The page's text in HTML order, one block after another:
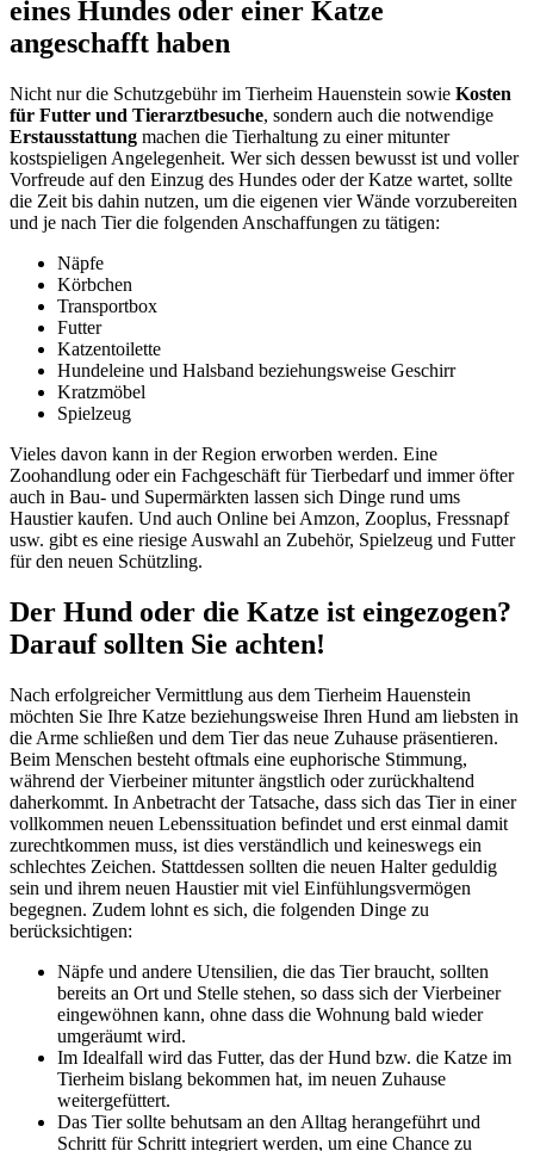
eines Hundes oder einer Katze
angeschafft haben
Nicht nur die Schutzgebühr im Tierheim Hauenstein sowie Kosten
für Futter und Tierarztbesuche, sondern auch die notwendige
Erstausstattung machen die Tierhaltung zu einer mitunter
kostspieligen Angelegenheit. Wer sich dessen bewusst ist und voller
Vorfreude auf den Einzug des Hundes oder der Katze wartet, sollte
die Zeit bis dahin nutzen, um die eigenen vier Wände vorzubereiten
und je nach Tier die folgenden Anschaffungen zu tätigen:
Näpfe
Körbchen
Transportbox
Futter
Katzentoilette
Hundeleine und Halsband beziehungsweise Geschirr
Kratzmöbel
Spielzeug
Vieles davon kann in der Region erworben werden. Eine
Zoohandlung oder ein Fachgeschäft für Tierbedarf und immer öfter
auch in Bau- und Supermärkten lassen sich Dinge rund ums
Haustier kaufen. Und auch Online bei Amzon, Zooplus, Fressnapf
usw. gibt es eine riesige Auswahl an Zubehör, Spielzeug und Futter
für den neuen Schützling.
Der Hund oder die Katze ist eingezogen?
Darauf sollten Sie achten!
Nach erfolgreicher Vermittlung aus dem Tierheim Hauenstein
möchten Sie Ihre Katze beziehungsweise Ihren Hund am liebsten in
die Arme schließen und dem Tier das neue Zuhause präsentieren.
Beim Menschen besteht oftmals eine euphorische Stimmung,
während der Vierbeiner mitunter ängstlich oder zurückhaltend
daherkommt. In Anbetracht der Tatsache, dass sich das Tier in einer
vollkommen neuen Lebenssituation befindet und erst einmal damit
zurechtkommen muss, ist dies verständlich und keineswegs ein
schlechtes Zeichen. Stattdessen sollten die neuen Halter geduldig
sein und ihrem neuen Haustier mit viel Einfühlungsvermögen
begegnen. Zudem lohnt es sich, die folgenden Dinge zu
berücksichtigen:
Näpfe und andere Utensilien, die das Tier braucht, sollten
bereits an Ort und Stelle stehen, so dass sich der Vierbeiner
eingewöhnen kann, ohne dass die Wohnung bald wieder
umgeräumt wird.
Im Idealfall wird das Futter, das der Hund bzw. die Katze im
Tierheim bislang bekommen hat, im neuen Zuhause
weitergefüttert.
Das Tier sollte behutsam an den Alltag herangeführt und
Schritt für Schritt integriert werden, um eine Chance zu